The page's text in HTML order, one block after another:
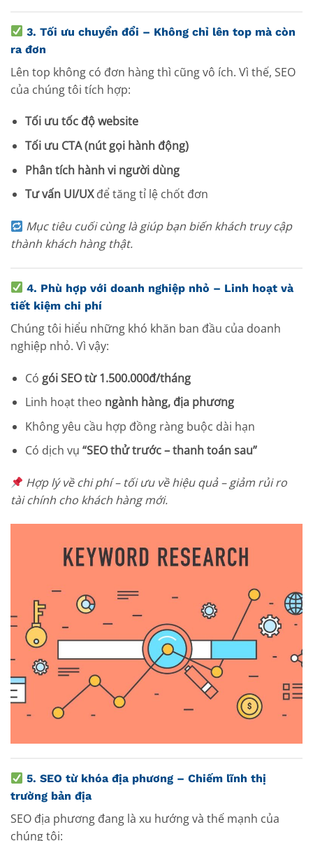
3.Tối ưu chuyển đổi – Không chỉ lên top mà còn
ra đơn
Lên top không có đơn hàng thì cũng vô ích. Vì thế, SEO
của chúng tôi tích hợp:
Tối ưu tốc độ website
Tối ưu CTA (nút gọi hành động)
Phân tích hành vi người dùng
Tư vấn UI/UXđể tăng tỉ lệ chốt đơn
Mục tiêu cuối cùng là giúp bạn biến khách truy cập
thành khách hàng thật.
4. Phù hợp với doanh nghiệp nhỏ – Linh hoạt và
tiết kiệm chi phí
Chúng tôi hiểu những khó khăn ban đầu của doanh
nghiệp nhỏ. Vì vậy:
Có gói SEO từ 1.500.000đ/tháng
Linh hoạt theo ngành hàng, địa phương
Không yêu cầu hợp đồng ràng buộc dài hạn
Có dịch vụ “SEO thử trước – thanh toán sau”
Hợp lý về chi phí – tối ưu về hiệu quả – giảm rủi ro
tài chính cho khách hàng mới.
5.SEO từ khóa địa phương – Chiếm lĩnh thị
trường bản địa
SEO địa phương đang là xu hướng và thế mạnh của
chúng tôi: